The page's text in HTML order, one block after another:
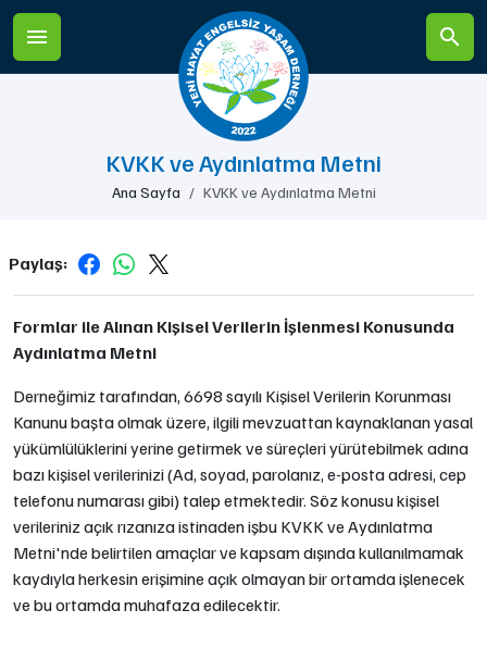
Ana Sayfa KVKK ve Aydınlatma Metni
KVKK ve Aydınlatma Metni
Paylaş:
Formlar ile Alınan Kişisel Verilerin İşlenmesi Konusunda
Aydınlatma Metni
Derneğimiz tarafından, 6698 sayılı Kişisel Verilerin Korunması
Kanunu başta olmak üzere, ilgili mevzuattan kaynaklanan yasal
yükümlülüklerini yerine getirmek ve süreçleri yürütebilmek adına
bazı kişisel verilerinizi (Ad, soyad, parolanız, e-posta adresi, cep
telefonu numarası gibi) talep etmektedir. Söz konusu kişisel
verileriniz açık rızanıza istinaden işbu KVKK ve Aydınlatma
Metni'nde belirtilen amaçlar ve kapsam dışında kullanılmamak
kaydıyla herkesin erişimine açık olmayan bir ortamda işlenecek
ve bu ortamda muhafaza edilecektir.